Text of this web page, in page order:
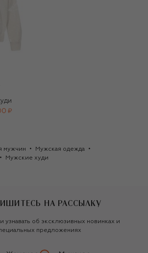
₽
мужчин
Мужская одежда
Мужские худи
НА РАССЫЛКУ
узнавать об эксклюзивных новинках и
предложениях